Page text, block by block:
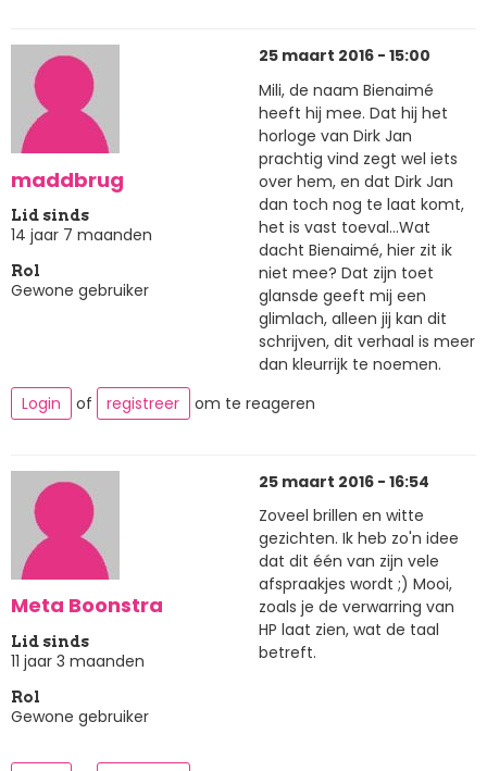
maddbrug
Lid sinds
14 jaar 7 maanden
Rol
Gewone gebruiker
25 maart 2016 - 15:00
Mili, de naam Bienaimé
heeft hij mee. Dat hij het
horloge van Dirk Jan
prachtig vind zegt wel iets
over hem, en dat Dirk Jan
dan toch nog te laat komt,
het is vast toeval...Wat
dacht Bienaimé, hier zit ik
niet mee? Dat zijn toet
glansde geeft mij een
glimlach, alleen jij kan dit
schrijven, dit verhaal is meer
dan kleurrijk te noemen.
Login
of registreer om te reageren
Meta Boonstra
Lid sinds
11 jaar 3 maanden
Rol
Gewone gebruiker
25 maart 2016 - 16:54
Zoveel brillen en witte
gezichten. Ik heb zo'n idee
dat dit één van zijn vele
afspraakjes wordt ;) Mooi,
zoals je de verwarring van
HP laat zien, wat de taal
betreft.